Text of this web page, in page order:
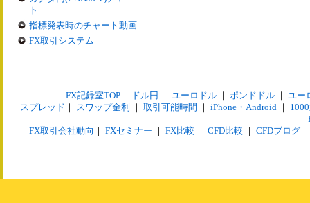
ト
指標発表時のチャート動画
FX取引システム
FX記録室TOP｜ ドル円 ｜ ユーロドル｜ ポンドドル｜ ユー
スプレッド ｜ スワップ金利 ｜ 取引可能時間 ｜ iPhone・Android ｜
FX取引会社動向 ｜ FXセミナー ｜ FX比較 ｜ CFD比較 ｜ CFDブログ